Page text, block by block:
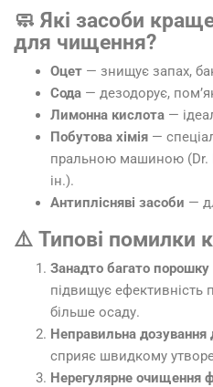
🧼 Які засоби
для чищення?
Оцет — знищує запах,
Сода — дезодорує,
Лимонна кислота —
Побутова хімія —
пральною машиною (Dr.
ін.).
Антиплісняві засоби —
⚠️ Типові помилки
Занадто багато порошку
підвищує
більше осаду.
Неправильна дозування
сприяє швидкому
Нерегулярне очищення